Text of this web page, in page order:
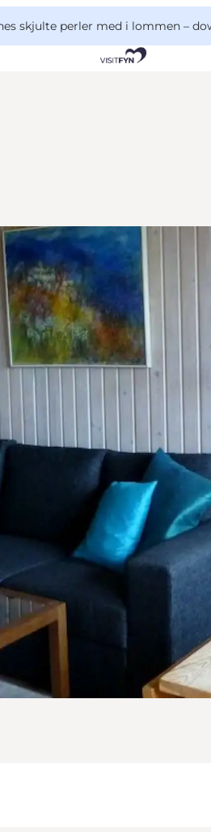
skjulte perler med i lommen –